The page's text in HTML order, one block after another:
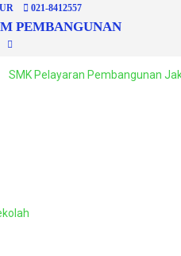
021-8412557
PEMBANGUNAN